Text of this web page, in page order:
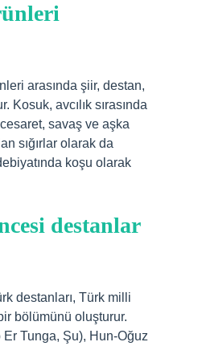
arasında şiir, destan,
Kosuk, avcılık sırasında
savaş ve aşka
sığırlar olarak da
koşu olarak
destanlar
destanları, Türk milli
bölümünü oluşturur.
Er Tunga, Şu), Hun-Oğuz